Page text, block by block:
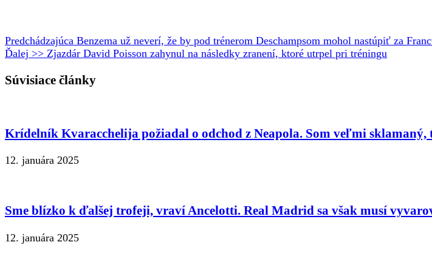
Predchádzajúca Benzema už neverí, že by pod trénerom Deschampsom mohol nastúpiť za
Ďalej >> Zjazdár David Poisson zahynul na následky zranení, ktoré utrpel pri tréningu
Súvisiace články
Krídelník Kvaracchelija požiadal o odchod z Neapola. Som veľmi sklamaný,
12. januára 2025
Sme blízko k ďalšej trofeji, vraví Ancelotti. Real Madrid sa však musí
12. januára 2025